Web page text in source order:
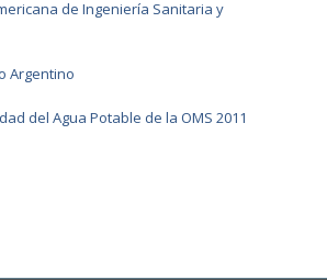
de Ingeniería Sanitaria y
Argentino
del Agua Potable de la OMS 2011